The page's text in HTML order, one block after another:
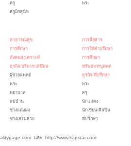
ครู
ครูฝึกสุนัข
พระ
สาธารณสุข
การศึกษา
สังคมสงเคราะห์
ธุรกิจ/บริการ/เสมียน
ผู้ช่วยแพทย์
พระ
พยาบาล
แม่บ้าน
ช่างแต่งผม
ช่างเสริมสวย
การสื่อสาร
การให้คำปรึกษา
การศึกษา
ทรัพยากรบุคคล
ธุรกิจ/ที่ปรึกษา
พระ
ครู
นักแสดง
นักเขียน/ศิลปิน
ที่ปรึกษา
และ http://www.kapstar.com